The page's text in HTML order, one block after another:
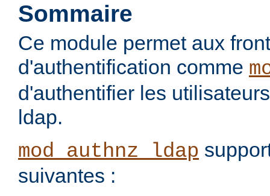
Sommaire
Ce module permet aux
d'authentification comme
d'authentifier les
ldap.
mod_authnz_ldap
suivantes :